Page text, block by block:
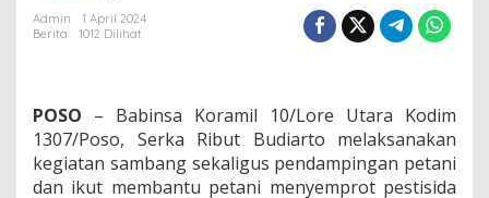
a
n
g
a
Admin
1 April 2024
Berita
1012 Dilihat
POSO – Babinsa Koramil 10/Lore Utara Kodim
1307/Poso, Serka Ribut Budiarto melaksanakan
kegiatan sambang sekaligus pendampingan petani
dan ikut membantu petani menyemprot pestisida